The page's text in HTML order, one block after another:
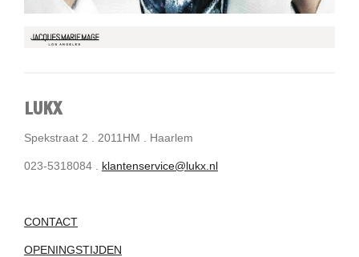
LUKX
Spekstraat 2 . 2011HM . Haarlem
023-5318084 . klantenservice@lukx.nl
CONTACT
OPENINGSTIJDEN